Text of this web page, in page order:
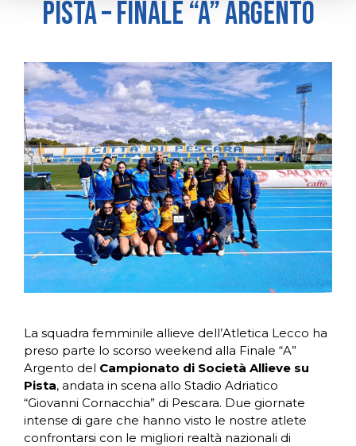
Pista – Finale “A” Argento
La squadra femminile allieve dell’Atletica Lecco ha
preso parte lo scorso weekend alla Finale “A”
Argento del Campionato di Società Allieve su
Pista, andata in scena allo Stadio Adriatico
“Giovanni Cornacchia” di Pescara. Due giornate
intense di gare che hanno visto le nostre atlete
confrontarsi con le migliori realtà nazionali di